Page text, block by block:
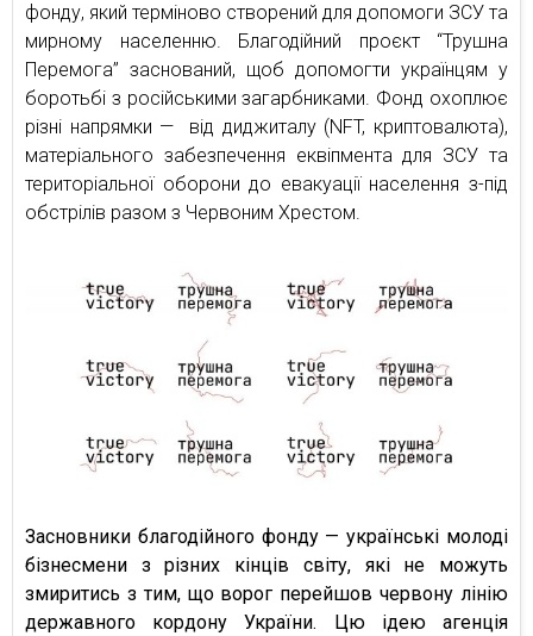
фонду, який терміново створений для допомоги ЗСУ та
мирному населенню. Благодійний проєкт “Трушна
Перемога” заснований, щоб допомогти українцям у
боротьбі з російськими загарбниками. Фонд охоплює
різні напрямки — від диджиталу (NFT, криптовалюта),
матеріального забезпечення еквіпмента для ЗСУ та
територіальної оборони до евакуації населення з-під
обстрілів разом з Червоним Хрестом.
Засновники благодійного фонду — українські молоді
бізнесмени з різних кінців світу, які не можуть
змиритись з тим, що ворог перейшов червону лінію
державного кордону України. Цю ідею агенція